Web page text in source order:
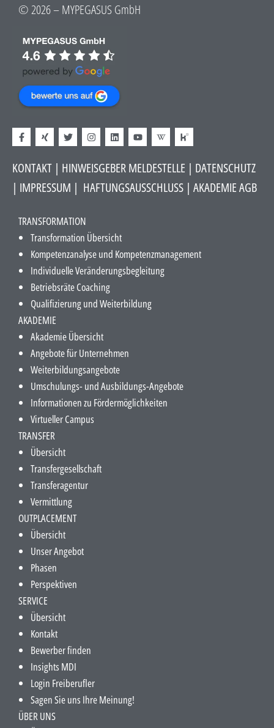
© 2026 – MYPEGASUS GmbH
KONTAKT | HINWEISGEBER MELDESTELLE | DATENSCHUTZ
| IMPRESSUM | HAFTUNGSAUSSCHLUSS​ | AKADEMIE AGB
TRANSFORMATION
Transformation Übersicht
Kompetenzanalyse und Kompetenzmanagement
Individuelle Veränderungsbegleitung
Betriebsräte Coaching
Qualifizierung und Weiterbildung
AKADEMIE
Akademie Übersicht
Angebote für Unternehmen
Weiterbildungsangebote
Umschulungs- und Ausbildungs-Angebote
Informationen zu Fördermöglichkeiten
Virtueller Campus
TRANSFER
Übersicht
Transfergesellschaft
Transferagentur
Vermittlung
OUTPLACEMENT
Übersicht
Unser Angebot
Phasen
Perspektiven
SERVICE
Übersicht
Kontakt
Bewerber finden
Insights MDI
Login Freiberufler
Sagen Sie uns Ihre Meinung!
ÜBER UNS